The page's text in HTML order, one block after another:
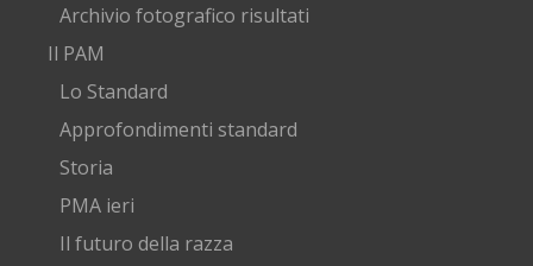
Archivio fotografico risultati
Il PAM
Lo Standard
Approfondimenti standard
Storia
PMA ieri
Il futuro della razza